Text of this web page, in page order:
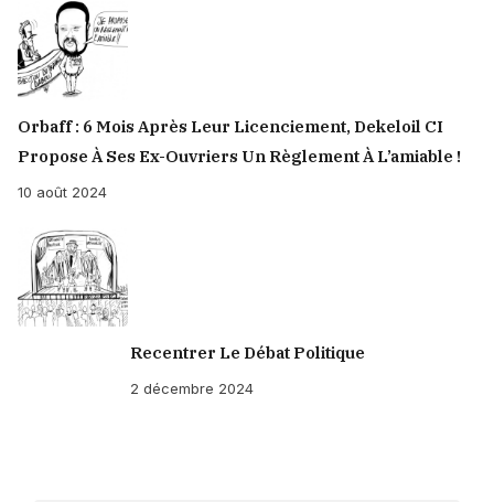
Orbaff : 6 Mois Après Leur Licenciement, Dekeloil CI
Propose À Ses Ex-Ouvriers Un Règlement À L’amiable !
10 août 2024
Recentrer Le Débat Politique
2 décembre 2024